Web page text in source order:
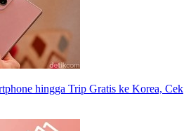
hingga Trip Gratis ke Korea, Cek